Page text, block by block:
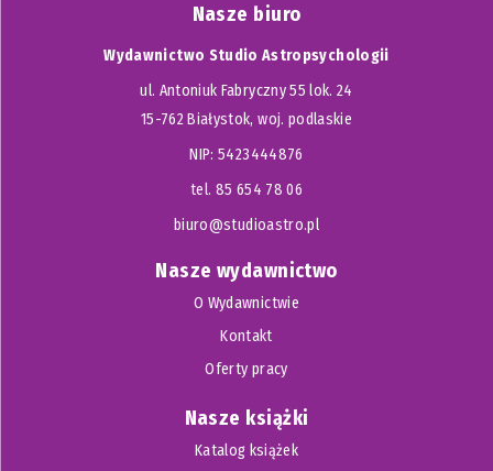
Nasze biuro
Wydawnictwo Studio Astropsychologii
ul. Antoniuk Fabryczny 55 lok. 24
15-762 Białystok, woj. podlaskie
NIP: 5423444876
tel. 85 654 78 06
biuro@studioastro.pl
Nasze wydawnictwo
O Wydawnictwie
Kontakt
Oferty pracy
Nasze książki
Katalog książek